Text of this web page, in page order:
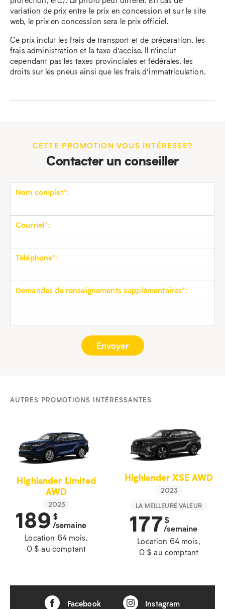
variation de prix entre le prix en concession et sur le site
web, le prix en concession sera le prix officiel.
Ce prix inclut les frais de transport et de préparation, les
frais administration et la taxe d’accise. Il n’inclut
cependant pas les taxes provinciales et fédérales, les
droits sur les pneus ainsi que les frais d’immatriculation.
CETTE PROMOTION VOUS INTÉRESSE?
Contacter un conseiller
Nom complet*:
Courriel*:
Téléphone*:
Demandes de renseignements supplémentaires*:
AUTRES PROMOTIONS INTÉRESSANTES
Highlander Limited
AWD
2023
189 $
/semaine
Location 64 mois,
0 $ au comptant
Highlander XSE AWD
2023
LA MEILLEURE VALEUR
177$
/semaine
Location 64 mois,
0 $ au comptant
Facebook Instagram